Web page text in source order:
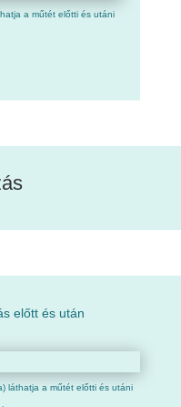
a műtét előtti és utáni
előtt és után
láthatja a műtét előtti és utáni